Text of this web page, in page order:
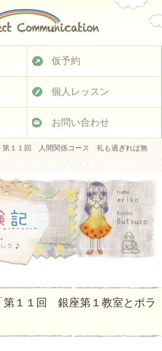
仮予約
個人レッスン
お問い合わせ
第１１回 人間関係コース 礼も過ぎれば無
第１１回 銀座第１教室とポラ